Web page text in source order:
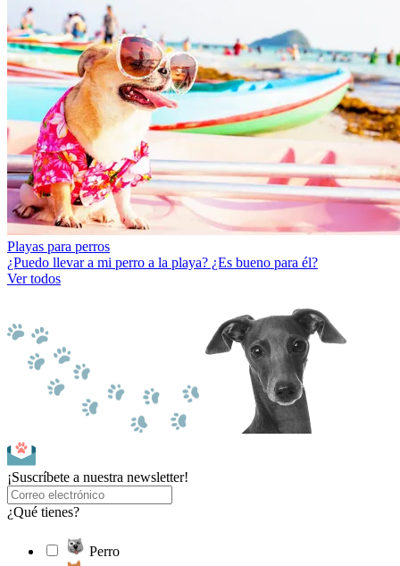
Playas para perros
¿Puedo llevar a mi perro a la playa? ¿Es bueno para él?
Ver todos
¡Suscríbete a nuestra newsletter!
¿Qué tienes?
Perro